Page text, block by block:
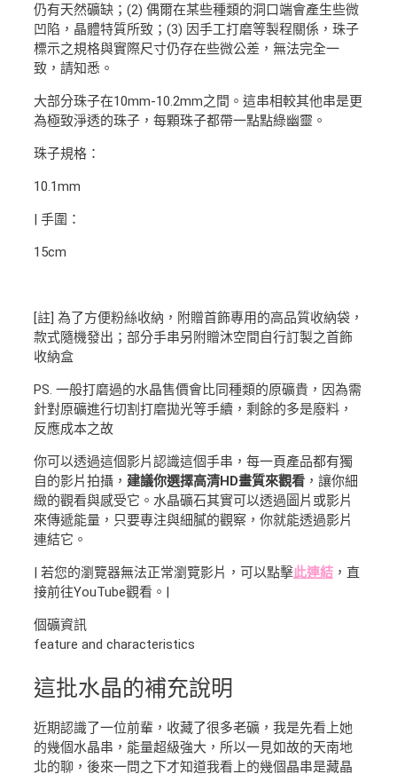
仍有天然礦缺；(2) 偶爾在某些種類的洞口端會產生些微
凹陷，晶體特質所致；(3) 因手工打磨等製程關係，珠子
標示之規格與實際尺寸仍存在些微公差，無法完全一
致，請知悉。
大部分珠子在10mm-10.2mm之間。這串相較其他串是更
為極致淨透的珠子，每顆珠子都帶一點點綠幽靈。
珠子規格：
10.1mm
| 手圍：
15cm
[註] 為了方便粉絲收納，附贈首飾專用的高品質收納袋，
款式隨機發出；部分手串另附贈沐空間自行訂製之首飾
收納盒
PS. 一般打磨過的水晶售價會比同種類的原礦貴，因為需
針對原礦進行切割打磨拋光等手續，剩餘的多是廢料，
反應成本之故
你可以透過這個影片認識這個手串，每一頁產品都有獨
自的影片拍攝， 建議你選擇高清HD畫質來觀看 ，讓你細
緻的觀看與感受它。水晶礦石其實可以透過圖片或影片
來傳遞能量，只要專注與細膩的觀察，你就能透過影片
連結它。
| 若您的瀏覽器無法正常瀏覽影片，可以點擊此連結 ，直
接前往YouTube觀看。|
個礦資訊
feature and characteristics
這批水晶的補充說明
近期認識了一位前輩，收藏了很多老礦，我是先看上她
的幾個水晶串，能量超級強大，所以一見如故的天南地
北的聊，後來一問之下才知道我看上的幾個晶串是藏晶